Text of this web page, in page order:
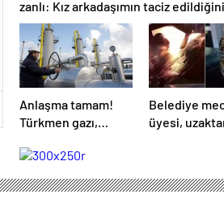
zanlı: Kız arkadaşımın taciz edildiğini
öğrendim
Anlaşma tamam!
Türkmen gazı,
Belediye
üyesi,
havaya
çalıştı